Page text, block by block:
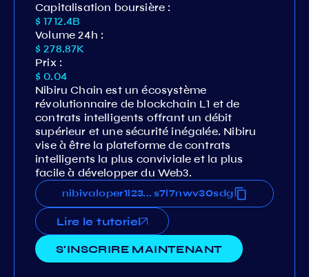
Capitalisation boursière :
$ 1712.4B
Volume 24h :
$ 278.87K
Prix :
$ 0.04
Nibiru Chain est un écosystème
révolutionnaire de blockchain L1 et de
contrats intelligents offrant un débit
supérieur et une sécurité inégalée. Nibiru
vise à être la plateforme de contrats
intelligents la plus conviviale et la plus
facile à développer du Web3.
...
Lire le tutoriel
S'INSCRIRE MAINTENANT